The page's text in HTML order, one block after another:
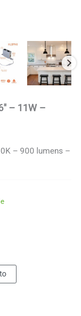
– 11W –
– 900 lumens –